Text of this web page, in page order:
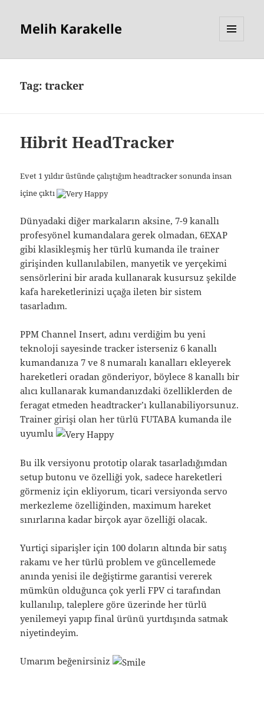
Melih Karakelle
Tag:tracker
Hibrit HeadTracker
Evet 1 yıldır üstünde çalıştığım headtracker sonunda insan
içine çıktı
Dünyadaki diğer markaların aksine, 7-9 kanallı
profesyönel kumandalara gerek olmadan, 6EXAP
gibi klasikleşmiş her türlü kumanda ile trainer
girişinden kullanılabilen, manyetik ve yerçekimi
sensörlerini bir arada kullanarak kusursuz şekilde
kafa hareketlerinizi uçağa ileten bir sistem
tasarladım.
PPM Channel Insert, adını verdiğim bu yeni
teknoloji sayesinde tracker isterseniz 6 kanallı
kumandanıza 7 ve 8 numaralı kanalları ekleyerek
hareketleri oradan gönderiyor, böylece 8 kanallı bir
alıcı kullanarak kumandanızdaki özelliklerden de
feragat etmeden headtracker’ı kullanabiliyorsunuz.
Trainer girişi olan her türlü FUTABA kumanda ile
uyumlu
Bu ilk versiyonu prototip olarak tasarladığımdan
setup butonu ve özelliği yok, sadece hareketleri
görmeniz için ekliyorum, ticari versiyonda servo
merkezleme özelliğinden, maximum hareket
sınırlarına kadar birçok ayar özelliği olacak.
Yurtiçi siparişler için 100 doların altında bir satış
rakamı ve her türlü problem ve güncellemede
anında yenisi ile değiştirme garantisi vererek
mümkün olduğunca çok yerli FPV ci tarafından
kullanılıp, taleplere göre üzerinde her türlü
yenilemeyi yapıp final ürünü yurtdışında satmak
niyetindeyim.
Umarım beğenirsiniz